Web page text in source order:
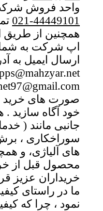
واحد فروش
44449101-021
همچنین از طریق
اپ شرکت به
ارسال ایمیل به
صورت های
خود آگاه سازید
جانبی مانند (
سوراخکاری ،
های آلیاژی، و
محصول قبل از
خریداران عزیز
ما در راستای
نمود ، چرا که